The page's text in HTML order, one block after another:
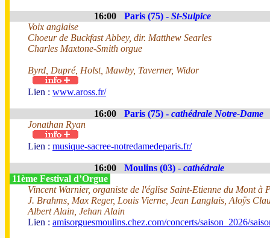
16:00 Paris (75) - St-Sulpice
Voix anglaise
Choeur de Buckfast Abbey, dir. Matthew Searles
Charles Maxtone-Smith orgue
Byrd, Dupré, Holst, Mawby, Taverner, Widor
Lien : www.aross.fr/
16:00 Paris (75) - cathédrale Notre-Dame
Jonathan Ryan
Lien : musique-sacree-notredamedeparis.fr/
16:00 Moulins (03) - cathédrale
11ème Festival d’Orgue
Vincent Warnier, organiste de l'église Saint-Etienne du Mont à
J. Brahms, Max Reger, Louis Vierne, Jean Langlais, Aloÿs
Albert Alain, Jehan Alain
Lien : amisorguesmoulins.chez.com/concerts/saison_2026/